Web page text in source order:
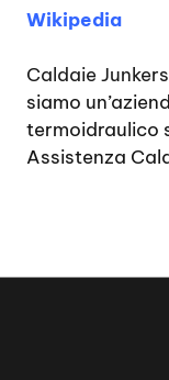
Wikipedia
Caldaie
siamo
termoidraulico
Assistenza